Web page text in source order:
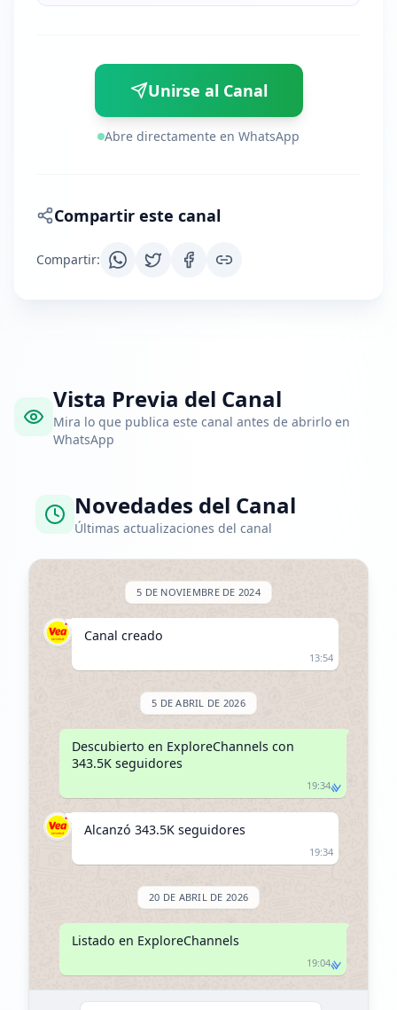
Unirse al Canal
Abre directamente en WhatsApp
Compartir este canal
Compartir:
Vista Previa del Canal
Mira lo que publica este canal antes de abrirlo en
WhatsApp
Novedades del Canal
Últimas actualizaciones del canal
5 DE NOVIEMBRE DE 2024
Canal creado
13:54
5 DE ABRIL DE 2026
Descubierto en ExploreChannels con
343.5K seguidores
19:34
Alcanzó 343.5K seguidores
19:34
20 DE ABRIL DE 2026
Listado en ExploreChannels
19:04